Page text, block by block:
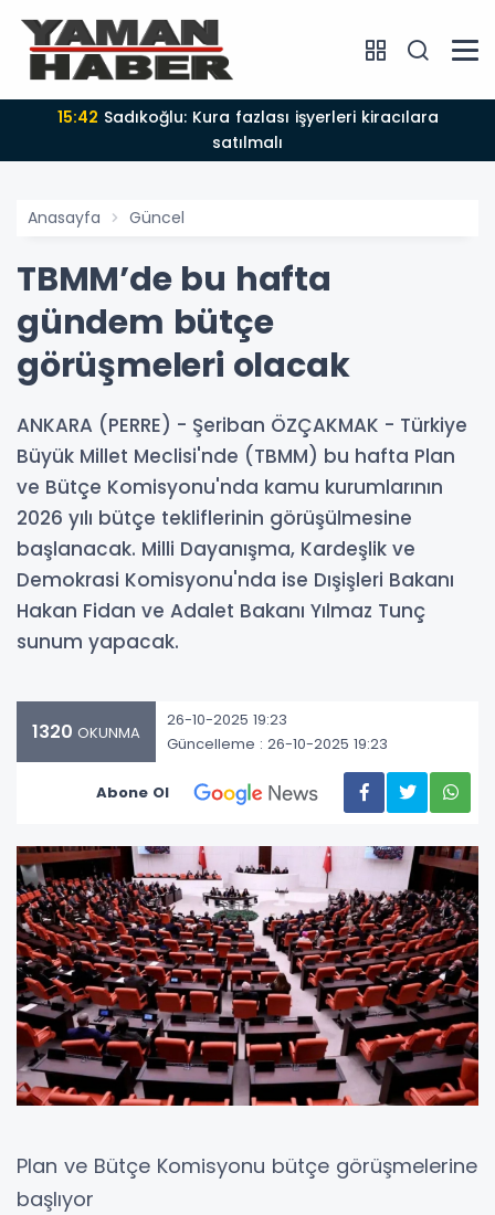
15:42
satılmalı
Anasayfa Güncel
TBMM’de bu hafta
gündem bütçe
görüşmeleri olacak
ANKARA (PERRE) - Şeriban ÖZÇAKMAK - Türkiye
Büyük Millet Meclisi'nde (TBMM) bu hafta Plan
ve Bütçe Komisyonu'nda kamu kurumlarının
2026 yılı bütçe tekliflerinin görüşülmesine
başlanacak. Milli Dayanışma, Kardeşlik ve
Demokrasi Komisyonu'nda ise Dışişleri Bakanı
Hakan Fidan ve Adalet Bakanı Yılmaz Tunç
sunum yapacak.
1320 OKUNMA
26-10-2025 19:23
Güncelleme : 26-10-2025 19:23
Abone Ol
Plan ve Bütçe Komisyonu bütçe görüşmelerine
başlıyor